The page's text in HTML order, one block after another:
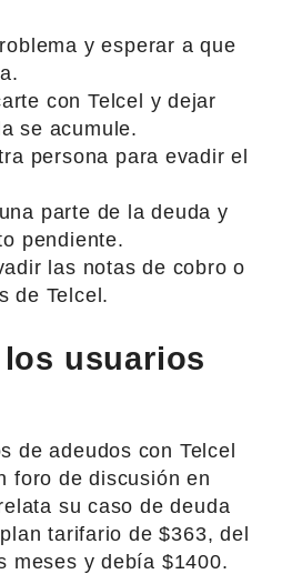
y esperar a que
con Telcel y dejar
se acumule.
persona para evadir el
parte de la deuda y
pendiente.
las notas de cobro o
de Telcel.
usuarios
de adeudos con Telcel
foro de discusión en
su caso de deuda
tarifario de $363, del
meses y debía $1400.